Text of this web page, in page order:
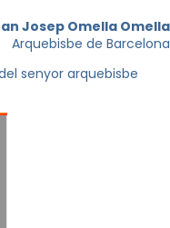
Josep Omella Omella
Arquebisbe de Barcelona
senyor arquebisbe